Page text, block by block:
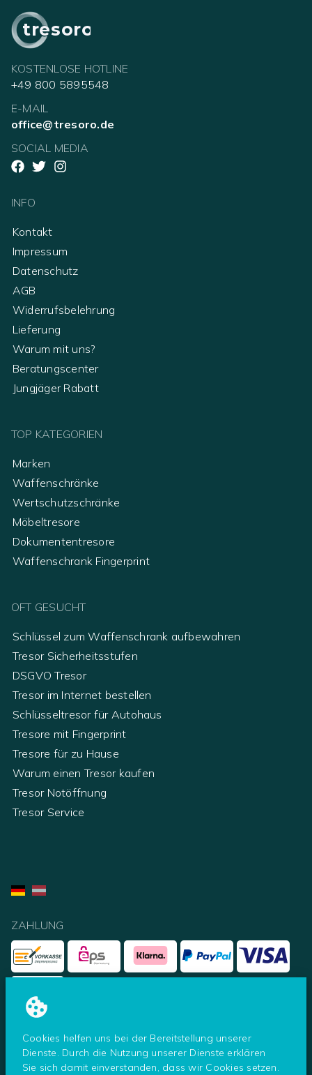
Cookies helfen uns bei der Bereitstellung unserer
Dienste. Durch die Nutzung unserer Dienste erklären
Sie sich damit einverstanden, dass wir Cookies setzen.
tresoro
KOSTENLOSE HOTLINE
+49 800 5895548
E-MAIL
office@tresoro.de
SOCIAL MEDIA
INFO
Kontakt
Impressum
Datenschutz
AGB
Widerrufsbelehrung
Lieferung
Warum mit uns?
Beratungscenter
Jungjäger Rabatt
TOP KATEGORIEN
Marken
Waffenschränke
Wertschutzschränke
Möbeltresore
Dokumententresore
Waffenschrank Fingerprint
OFT GESUCHT
Schlüssel zum Waffenschrank aufbewahren
Tresor Sicherheitsstufen
DSGVO Tresor
Tresor im Internet bestellen
Schlüsseltresor für Autohaus
Tresore mit Fingerprint
Tresore für zu Hause
Warum einen Tresor kaufen
Tresor Notöffnung
Tresor Service
ZAHLUNG
UNSERE PARTNER